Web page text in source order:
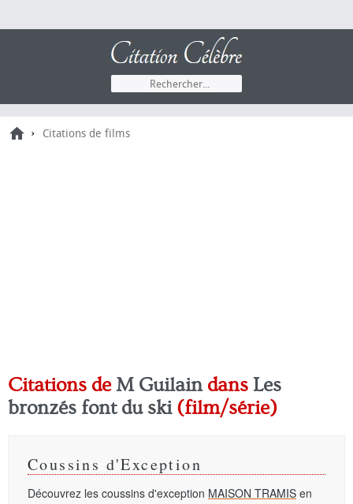
› Citations de films
Citations de M Guilaindans Les
bronzés font du ski(film/série)
Coussins d'Exception
Découvrez les coussins d'exception MAISON TRAMIS en